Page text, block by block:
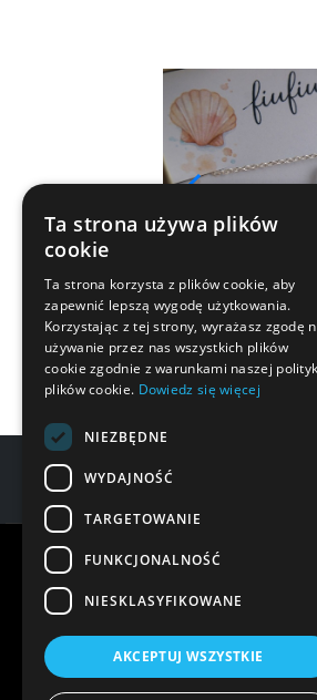
DARMOWA DOSTAWA
Czas realizacji
Formy
Ta strona używa plików
cookie
Ta strona korzysta z plików cookie, aby
zapewnić lepszą wygodę użytkowania.
Korzystając z tej strony, wyrażasz zgodę
używanie przez nas wszystkich plików
cookie zgodnie z warunkami naszej
plików cookie. Dowiedz się więcej
NIEZBĘDNE
WYDAJNOŚĆ
TARGETOWANIE
FUNKCJONALNOŚĆ
NIESKLASYFIKOWANE
AKCEPTUJ WSZYSTKIE